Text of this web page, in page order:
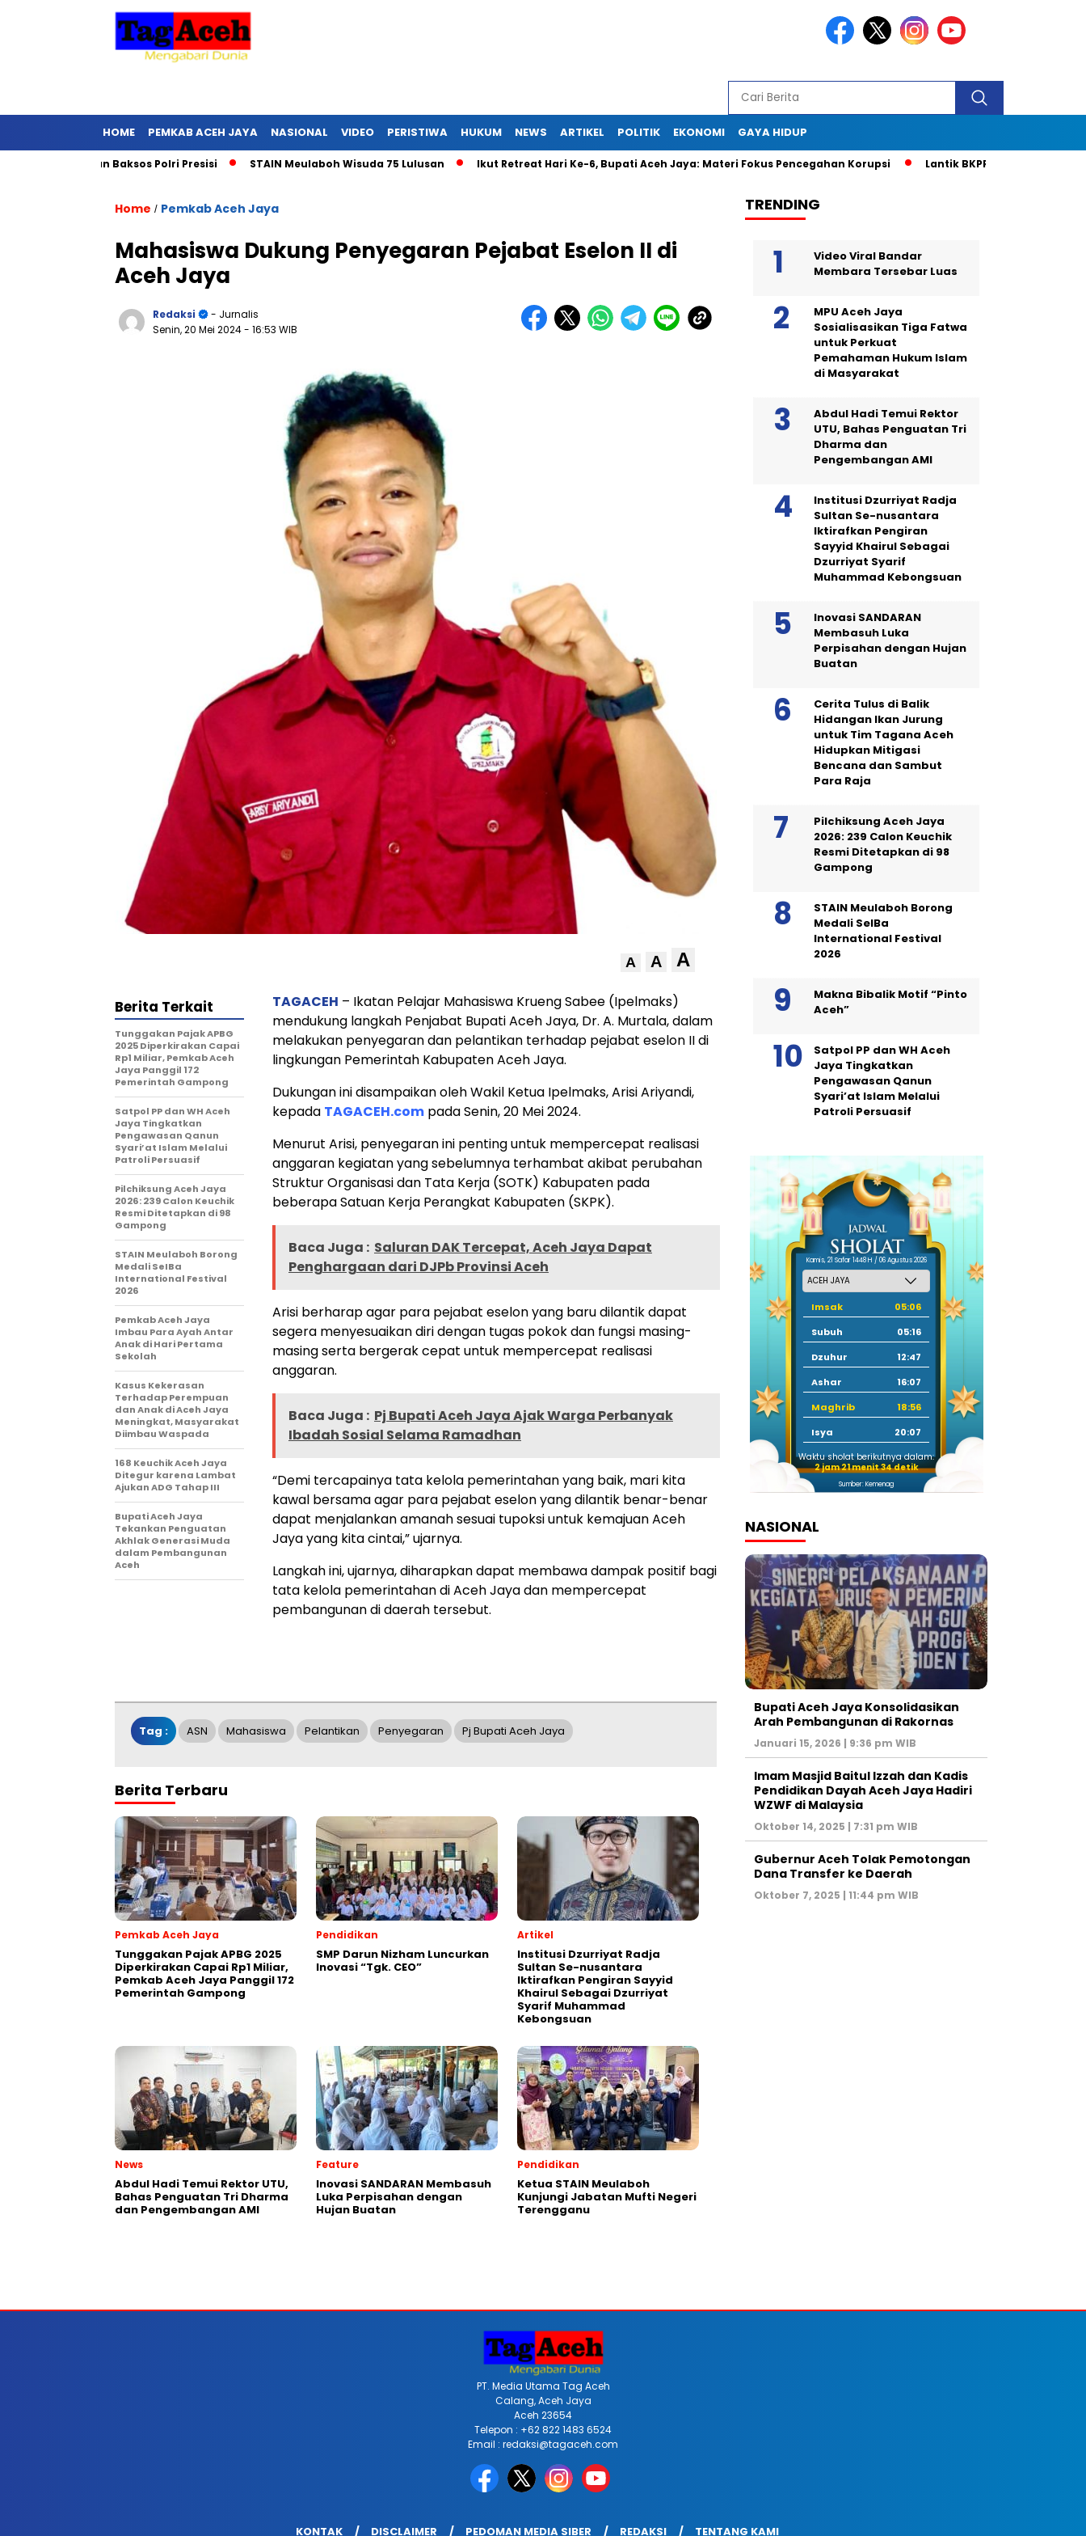
HOME PEMKAB ACEH JAYA NASIONAL VIDEO PERISTIWA HUKUM NEWS ARTIKEL POLITIK EKONOMI GAYA HIDUP
Salurkan Baksos Polri Presisi STAIN Meulaboh Wisuda 75 Lulusan Ikut Retreat Hari Ke-6, Bupati Aceh Jaya: Materi Fokus Pencegahan Korupsi Lantik BKPRMI Aceh Jaya, Muslem
Home / Pemkab Aceh Jaya
Mahasiswa Dukung Penyegaran Pejabat Eselon II di
Aceh Jaya
Redaksi
- Jurnalis
Senin, 20 Mei 2024- 16:53 WIB
A A A
TAGACEH – Ikatan Pelajar Mahasiswa Krueng Sabee (Ipelmaks)
mendukung langkah Penjabat Bupati Aceh Jaya, Dr. A. Murtala, dalam
melakukan penyegaran dan pelantikan terhadap pejabat eselon II di
lingkungan Pemerintah Kabupaten Aceh Jaya.
Dukungan ini disampaikan oleh Wakil Ketua Ipelmaks, Arisi Ariyandi,
kepada TAGACEH.com pada Senin, 20 Mei 2024.
Menurut Arisi, penyegaran ini penting untuk mempercepat realisasi
anggaran kegiatan yang sebelumnya terhambat akibat perubahan
Struktur Organisasi dan Tata Kerja (SOTK) Kabupaten pada
beberapa Satuan Kerja Perangkat Kabupaten (SKPK).
Baca Juga : Saluran DAK Tercepat, Aceh Jaya Dapat
Penghargaan dari DJPb Provinsi Aceh
Arisi berharap agar para pejabat eselon yang baru dilantik dapat
segera menyesuaikan diri dengan tugas pokok dan fungsi masing-
masing serta bergerak cepat untuk mempercepat realisasi
anggaran.
Baca Juga : Pj Bupati Aceh Jaya Ajak Warga Perbanyak
Ibadah Sosial Selama Ramadhan
“Demi tercapainya tata kelola pemerintahan yang baik, mari kita
kawal bersama agar para pejabat eselon yang dilantik benar-benar
dapat menjalankan amanah sesuai tupoksi untuk kemajuan Aceh
Jaya yang kita cintai,” ujarnya.
Langkah ini, ujarnya, diharapkan dapat membawa dampak positif bagi
tata kelola pemerintahan di Aceh Jaya dan mempercepat
pembangunan di daerah tersebut.
Berita Terkait
Tunggakan Pajak APBG
2025 Diperkirakan Capai
Rp1 Miliar, Pemkab Aceh
Jaya Panggil 172
Pemerintah Gampong
Satpol PP dan WH Aceh
Jaya Tingkatkan
Pengawasan Qanun
Syari’at Islam Melalui
Patroli Persuasif
Pilchiksung Aceh Jaya
2026: 239 Calon Keuchik
Resmi Ditetapkan di 98
Gampong
STAIN Meulaboh Borong
Medali SeIBa
International Festival
2026
Pemkab Aceh Jaya
Imbau Para Ayah Antar
Anak di Hari Pertama
Sekolah
Kasus Kekerasan
Terhadap Perempuan
dan Anak di Aceh Jaya
Meningkat, Masyarakat
Diimbau Waspada
168 Keuchik Aceh Jaya
Ditegur karena Lambat
Ajukan ADG Tahap III
Bupati Aceh Jaya
Tekankan Penguatan
Akhlak Generasi Muda
dalam Pembangunan
Aceh
Tag : ASN Mahasiswa Pelantikan Penyegaran Pj Bupati Aceh Jaya
Berita Terbaru
Pemkab Aceh Jaya
Tunggakan Pajak APBG 2025
Diperkirakan Capai Rp1 Miliar,
Pemkab Aceh Jaya Panggil 172
Pemerintah Gampong
Pendidikan
SMP Darun Nizham Luncurkan
Inovasi “Tgk. CEO”
Artikel
Institusi Dzurriyat Radja
Sultan Se-nusantara
Iktirafkan Pengiran Sayyid
Khairul Sebagai Dzurriyat
Syarif Muhammad
Kebongsuan
News
Abdul Hadi Temui Rektor UTU,
Bahas Penguatan Tri Dharma
dan Pengembangan AMI
Feature
Inovasi SANDARAN Membasuh
Luka Perpisahan dengan
Hujan Buatan
Pendidikan
Ketua STAIN Meulaboh
Kunjungi Jabatan Mufti Negeri
Terengganu
TRENDING
Video Viral Bandar
Membara Tersebar Luas
MPU Aceh Jaya
Sosialisasikan Tiga Fatwa
untuk Perkuat
Pemahaman Hukum Islam
di Masyarakat
Abdul Hadi Temui Rektor
UTU, Bahas Penguatan Tri
Dharma dan
Pengembangan AMI
Institusi Dzurriyat Radja
Sultan Se-nusantara
Iktirafkan Pengiran
Sayyid Khairul Sebagai
Dzurriyat Syarif
Muhammad Kebongsuan
Inovasi SANDARAN
Membasuh Luka
Perpisahan dengan Hujan
Buatan
Cerita Tulus di Balik
Hidangan Ikan Jurung
untuk Tim Tagana Aceh
Hidupkan Mitigasi
Bencana dan Sambut
Para Raja
Pilchiksung Aceh Jaya
2026: 239 Calon Keuchik
Resmi Ditetapkan di 98
Gampong
STAIN Meulaboh Borong
Medali SeIBa
International Festival
2026
Makna Bibalik Motif “Pinto
Aceh”
Satpol PP dan WH Aceh
Jaya Tingkatkan
Pengawasan Qanun
Syari’at Islam Melalui
Patroli Persuasif
Kamis, 21 Safar 1448 H / 06 Agustus 2026
Imsak
05:06
Subuh
05:16
Dzuhur
12:47
Ashar
16:07
Maghrib
18:56
Isya
20:07
Waktu sholat berikutnya dalam:
2 jam 21 menit 32 detik
Sumber: Kemenag
NASIONAL
Bupati Aceh Jaya Konsolidasikan
Arah Pembangunan di Rakornas
Januari 15, 2026 | 9:36 pm WIB
Imam Masjid Baitul Izzah dan Kadis
Pendidikan Dayah Aceh Jaya Hadiri
WZWF di Malaysia
Oktober 14, 2025 | 7:31 pm WIB
Gubernur Aceh Tolak Pemotongan
Dana Transfer ke Daerah
Oktober 7, 2025 | 11:44 pm WIB
PT. Media Utama Tag Aceh
Calang, Aceh Jaya
Aceh 23654
Telepon : +62 822 1483 6524
Email : redaksi@tagaceh.com
KONTAK DISCLAIMER PEDOMAN MEDIA SIBER REDAKSI TENTANG KAMI